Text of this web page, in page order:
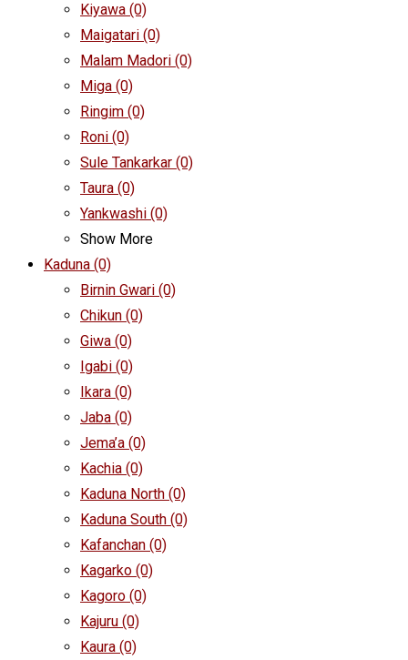
Kiyawa (0)
Maigatari (0)
Malam Madori (0)
Miga (0)
Ringim (0)
Roni (0)
Sule Tankarkar (0)
Taura (0)
Yankwashi (0)
Show More
Kaduna (0)
Birnin Gwari (0)
Chikun (0)
Giwa (0)
Igabi (0)
Ikara (0)
Jaba (0)
Jema’a (0)
Kachia (0)
Kaduna North (0)
Kaduna South (0)
Kafanchan (0)
Kagarko (0)
Kagoro (0)
Kajuru (0)
Kaura (0)